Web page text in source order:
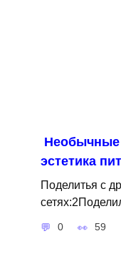
Необычные
эстетика
Поделитья с
0 59